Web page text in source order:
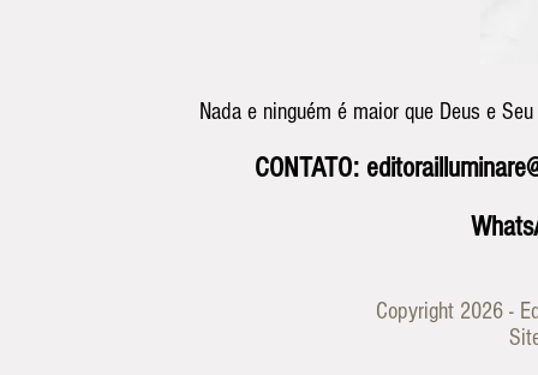
Nada e ninguém é maior que Deus e
CONTATO:
Copyright 2026 -